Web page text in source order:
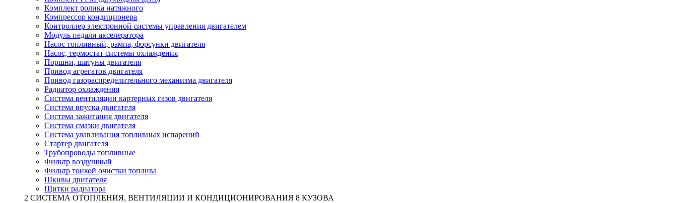
Комплект ролика натяжного
Компрессор кондиционера
Контроллер электронной системы управления двигателем
Модуль педали акселератора
Насос топливный, рампа, форсунки двигателя
Насос, термостат системы охлаждения
Поршни, шатуны двигателя
Привод агрегатов двигателя
Привод газораспределительного механизма двигателя
Радиатор охлаждения
Система вентиляции картерных газов двигателя
Система впуска двигателя
Система зажигания двигателя
Система смазки двигателя
Система улавливания топливных испарений
Стартер двигателя
Трубопроводы топливные
Фильтр воздушный
Фильтр тонкой очистки топлива
Шкивы двигателя
Щитки радиатора
2 СИСТЕМА ОТОПЛЕНИЯ, ВЕНТИЛЯЦИИ И КОНДИЦИОНИРОВАНИЯ 8 КУЗОВА